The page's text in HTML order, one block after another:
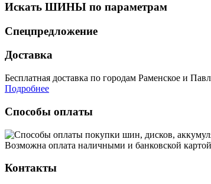
Искать ШИНЫ по параметрам
Спецпредложение
Доставка
Бесплатная доставка по городам Раменское и
Подробнее
Способы оплаты
Возможна оплата наличными и банковской
Контакты